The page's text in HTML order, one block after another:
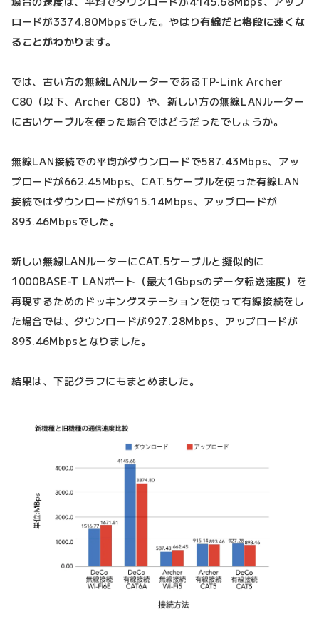
ロードが3374.80Mbpsでした。やはり有線だと格段に速くな
ることがわかります。
では、古い方の無線LANルーターであるTP-Link Archer
C80（以下、Archer C80）や、新しい方の無線LANルーター
に古いケーブルを使った場合ではどうだったでしょうか。
無線LAN接続での平均がダウンロードで587.43Mbps、アッ
プロードが662.45Mbps、CAT.5ケーブルを使った有線LAN
接続ではダウンロードが915.14Mbps、アップロードが
893.46Mbpsでした。
新しい無線LANルーターにCAT.5ケーブルと擬似的に
1000BASE-T LANポート（最大1Gbpsのデータ転送速度）を
再現するためのドッキングステーションを使って有線接続をし
た場合では、ダウンロードが927.28Mbps、アップロードが
893.46Mbpsとなりました。
結果は、下記グラフにもまとめました。